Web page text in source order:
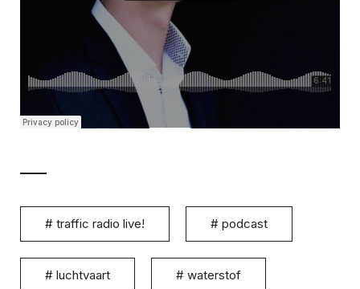
# traffic radio live! # podcast
# luchtvaart # waterstof